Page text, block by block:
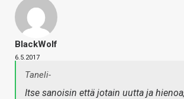
BlackWolf
6.5.2017
Taneli-
Itse sanoisin että jotain uutta ja